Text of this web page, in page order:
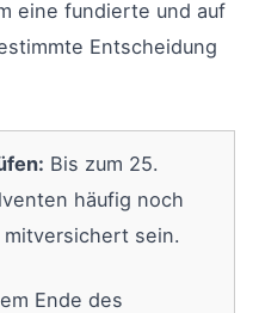
eine fundierte und auf
Entscheidung
Bis zum 25.
häufig noch
sein.
Ende des